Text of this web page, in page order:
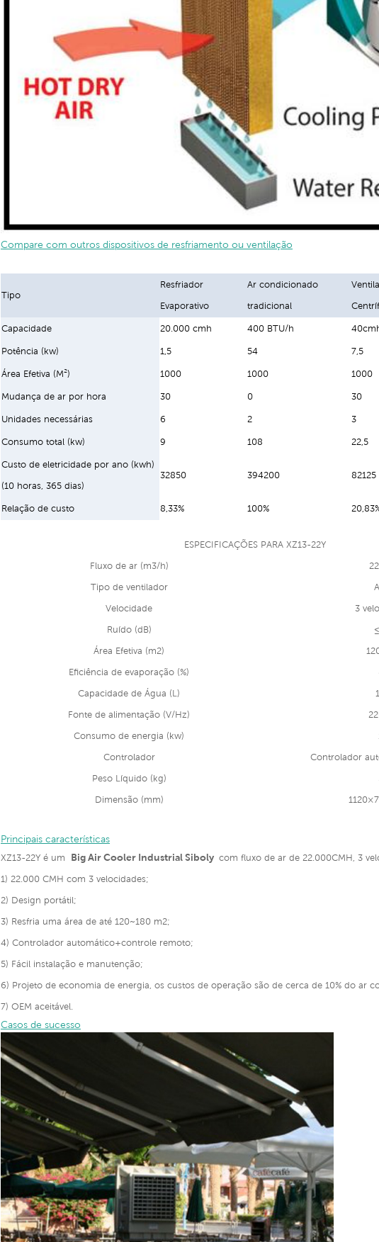
Compare com outros dispositivos de resfriamento ou ventilação
Tipo
Resfriador
Evaporativo
Ar condicionado
tradicional
Capacidade 20.000 cmh 400 BTU/h
Potência (kw) 1,5 54 7,5
Área Efetiva (M²) 1000 1000 1000
Mudança de ar por hora 30 0 30
Unidades necessárias 6 2 3
Consumo total (kw) 9 108 22,5
Custo de eletricidade por ano (kwh)
(10 horas, 365 dias)
32850 394200 82125
Relação de custo 8,33% 100%
ESPECIFICAÇÕES PARA XZ13-22Y
Fluxo de ar (m3/h)
Tipo de ventilador
Velocidade
3
Ruído (dB)
Área Efetiva (m2)
Eficiência de evaporação (%)
Capacidade de Água (L)
Fonte de alimentação (V/Hz)
Consumo de energia (kw)
Controlador
Controlador
Peso Líquido (kg)
Dimensão (mm)
Principais características
XZ13-22Y é um Big Air Cooler Industrial Siboly com fluxo de ar de 22.000CMH, 3
1) 22.000 CMH com 3 velocidades;
2) Design portátil;
3) Resfria uma área de até 120~180 m2;
4) Controlador automático+controle remoto;
5) Fácil instalação e manutenção;
6) Projeto de economia de energia, os custos de operação são de cerca de 10% do ar
7) OEM aceitável.
Casos de sucesso